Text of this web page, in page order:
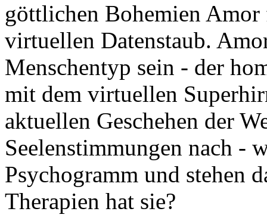
göttlichen Bohemien
virtuellen Datenstaub.
Menschentyp sein - der
mit dem virtuellen
aktuellen Geschehen der
Seelenstimmungen nach -
Psychogramm und stehen
Therapien hat sie?